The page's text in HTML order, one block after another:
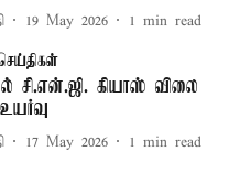
19 May 2026 1 min read
சி.என்.ஜி. கியாஸ் விலை
17 May 2026 1 min read